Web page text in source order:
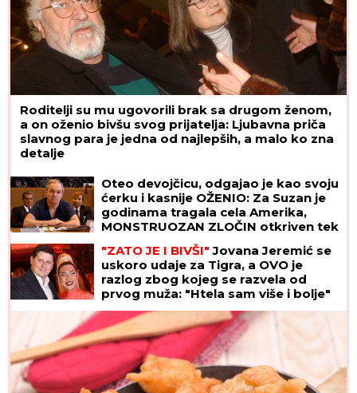
Roditelji su mu ugovorili brak sa drugom ženom,
a on oženio bivšu svog prijatelja: Ljubavna priča
slavnog para je jedna od najlepših, a malo ko zna
detalje
Oteo devojčicu, odgajao je kao svoju
ćerku i kasnije OŽENIO: Za Suzan je
godinama tragala cela Amerika,
MONSTRUOZAN ZLOČIN otkriven tek
decenijama kasnije
"ZATO JE I BIVŠI" Jovana Jeremić se
uskoro udaje za Tigra, a OVO je
razlog zbog kojeg se razvela od
prvog muža: "Htela sam više i bolje"